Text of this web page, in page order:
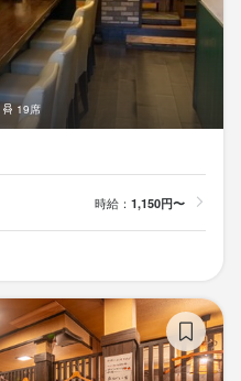
19席
時給： 1,150円〜
け技術 カクテル技法
高級食材の知識